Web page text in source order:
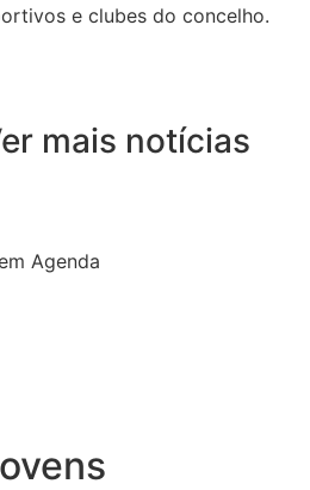
e clubes do concelho.
mais notícias
Agenda